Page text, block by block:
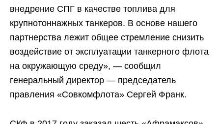
внедрение СПГ в качестве топлива для
крупнотоннажных танкеров. В основе нашего
партнерства лежит общее стремление снизить
воздействие от эксплуатации танкерного флота
на окружающую среду», — сообщил
генеральный директор — председатель
правления «Совкомфлота» Сергей Франк.